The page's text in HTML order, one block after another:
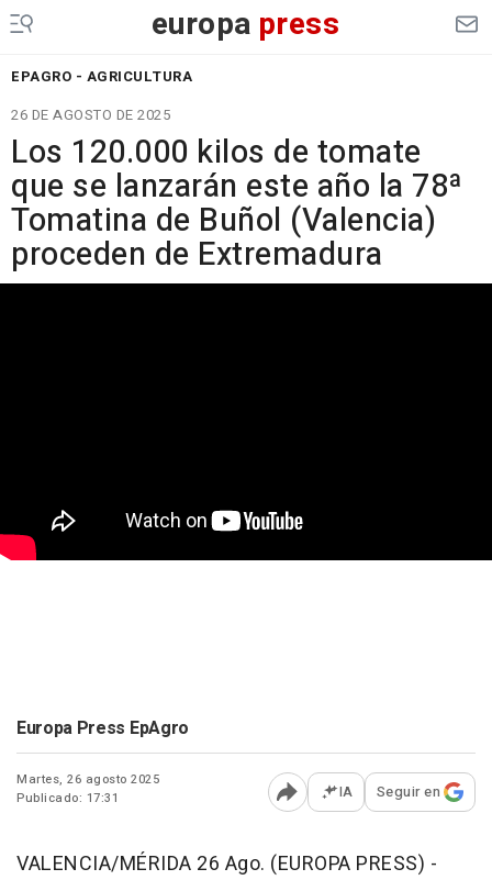
europa press
EPAGRO - AGRICULTURA
26 DE AGOSTO DE 2025
Los 120.000 kilos de tomate
que se lanzarán este año la 78ª
Tomatina de Buñol (Valencia)
proceden de Extremadura
Europa Press EpAgro
Martes, 26 agosto 2025
Publicado: 17:31
Abrir opciones para
IA Seguir en
VALENCIA/MÉRIDA 26 Ago. (EUROPA PRESS) -